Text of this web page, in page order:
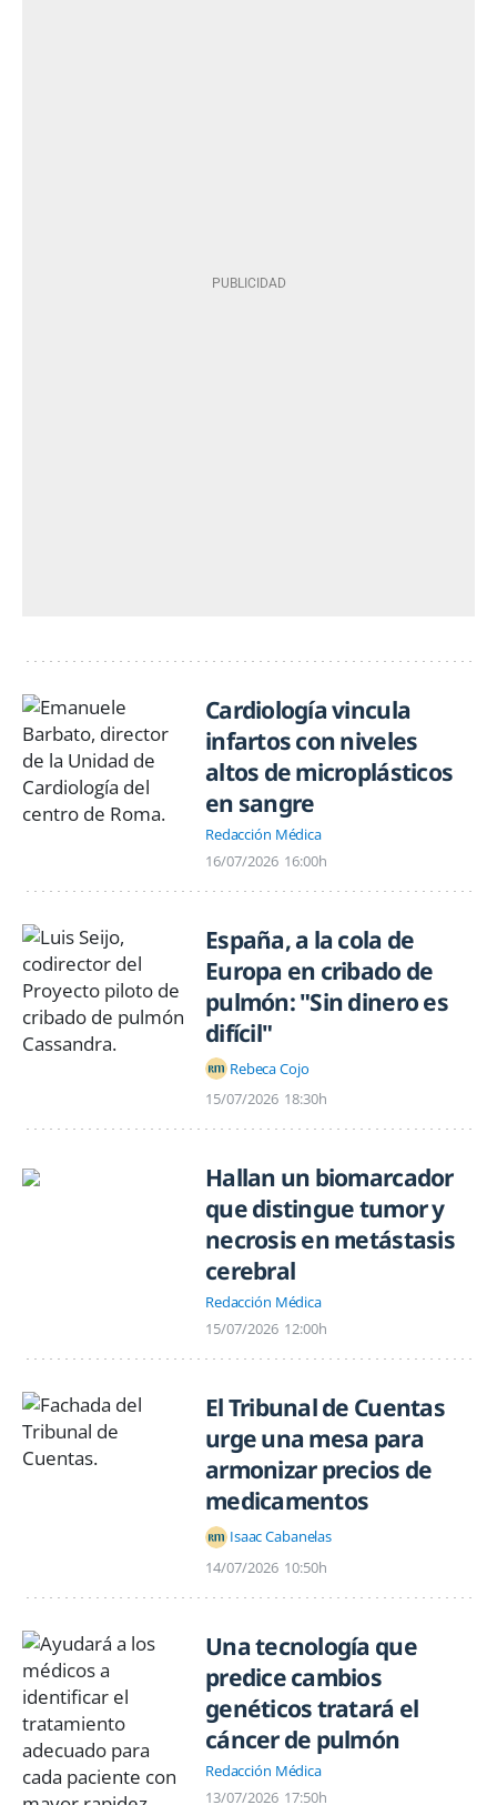
Cardiología vincula
infartos con niveles
altos de microplásticos
en sangre
Redacción Médica
16/07/2026 16:00h
España, a la cola de
Europa en cribado de
pulmón: "Sin dinero es
difícil"
Rebeca Cojo
15/07/2026 18:30h
Hallan un biomarcador
que distingue tumor y
necrosis en metástasis
cerebral
Redacción Médica
15/07/2026 12:00h
El Tribunal de Cuentas
urge una mesa para
armonizar precios de
medicamentos
Isaac Cabanelas
14/07/2026 10:50h
Una tecnología que
predice cambios
genéticos tratará el
cáncer de pulmón
Redacción Médica
13/07/2026 17:50h